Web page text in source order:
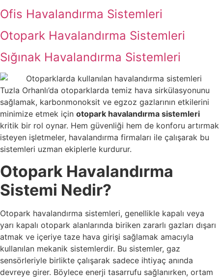
Ofis Havalandırma Sistemleri
Otopark Havalandırma Sistemleri
Sığınak Havalandırma Sistemleri
Tuzla Orhanlı’da otoparklarda temiz hava sirkülasyonunu
sağlamak, karbonmonoksit ve egzoz gazlarının etkilerini
minimize etmek için otopark havalandırma sistemleri
kritik bir rol oynar. Hem güvenliği hem de konforu artırmak
isteyen işletmeler, havalandırma firmaları ile çalışarak bu
sistemleri uzman ekiplerle kurdurur.
Otopark Havalandırma
Sistemi Nedir?
Otopark havalandırma sistemleri, genellikle kapalı veya
yarı kapalı otopark alanlarında biriken zararlı gazları dışarı
atmak ve içeriye taze hava girişi sağlamak amacıyla
kullanılan mekanik sistemlerdir. Bu sistemler, gaz
sensörleriyle birlikte çalışarak sadece ihtiyaç anında
devreye girer. Böylece enerji tasarrufu sağlanırken, ortam